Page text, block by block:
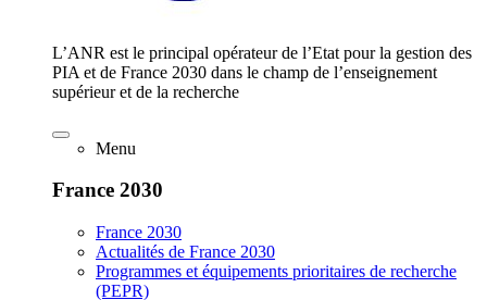
L’ANR est le principal opérateur de l’Etat pour la gestion des
PIA et de France 2030 dans le champ de l’enseignement
supérieur et de la recherche
Menu
France 2030
France 2030
Actualités de France 2030
Programmes et équipements prioritaires de recherche
(PEPR)